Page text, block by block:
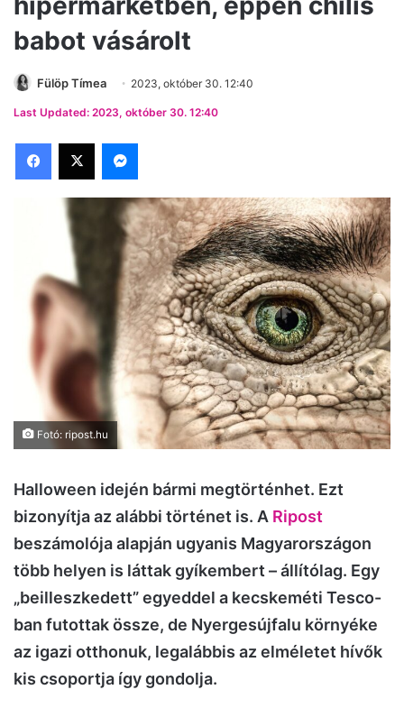
babot vásárolt
Fülöp Tímea 2023, október 30. 12:40
Last Updated: 2023, október 30. 12:40
Facebook
X Messenger
Fotó: ripost.hu
Halloween idején bármi megtörténhet. Ezt
bizonyítja az alábbi történet is. A Ripost
beszámolója alapján ugyanis Magyarországon
több helyen is láttak gyíkembert – állítólag. Egy
„beilleszkedett” egyeddel a kecskeméti Tesco-
ban futottak össze, de Nyergesújfalu környéke
az igazi otthonuk, legalábbis az elméletet hívők
kis csoportja így gondolja.